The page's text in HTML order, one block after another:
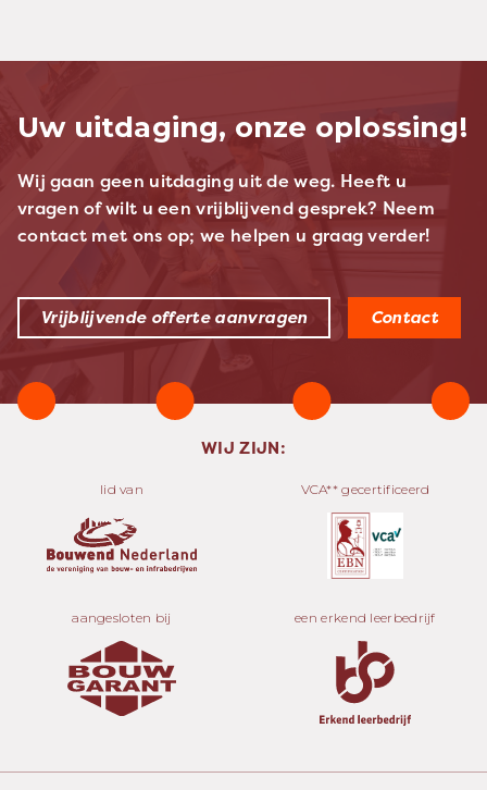
Uw uitdaging, onze oplossing!
Wij gaan geen uitdaging uit de weg. Heeft u
vragen of wilt u een vrijblijvend gesprek? Neem
contact met ons op; we helpen u graag verder!
Vrijblijvende offerte aanvragen Contact
WIJ ZIJN:
lid van VCA** gecertificeerd
aangesloten bij een erkend leerbedrijf